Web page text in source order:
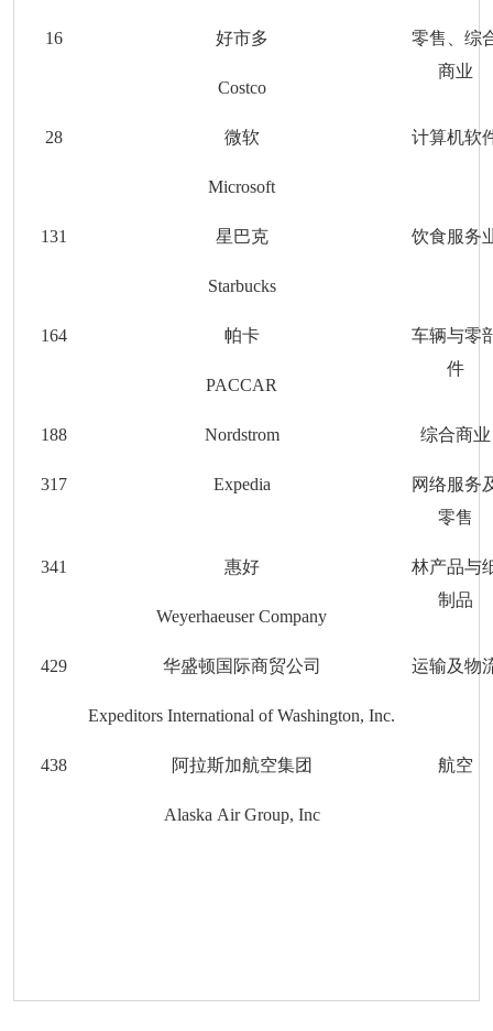
16 好市多
Costco
零售、综
商业
28 微软
Microsoft
计算机软
131 星巴克
Starbucks
饮食服务
164 帕卡
PACCAR
车辆与零
件
188 Nordstrom 综合商业
317 Expedia
网络服务
零售
341 惠好
Weyerhaeuser Company
林产品与
制品
429 华盛顿国际商贸公司
Expeditors International of Washington, Inc.
运输及物
438 阿拉斯加航空集团
Alaska Air Group, Inc
航空